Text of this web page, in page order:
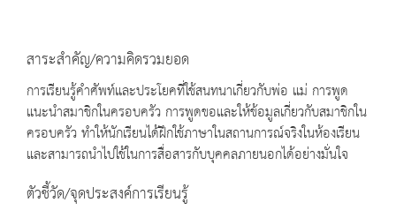
สาระสำคัญ/ความคิดรวมยอด
การเรียนรู้คำศัพท์และประโยคที่ใช้สนทนาเกี่ยวกับพ่อ แม่ การพูด
แนะนำสมาชิกในครอบครัว การพูดขอและให้ข้อมูลเกี่ยวกับสมาชิกใน
ครอบครัว ทำให้นักเรียนได้ฝึกใช้ภาษาในสถานการณ์จริงในห้องเรียน
และสามารถนำไปใช้ในการสื่อสารกับบุคคลภายนอกได้อย่างมั่นใจ
ตัวชี้วัด/จุดประสงค์การเรียนรู้